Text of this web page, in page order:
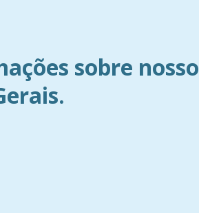
sobre nosso